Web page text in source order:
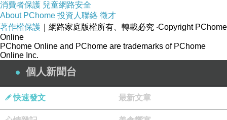
竹峰雅宿 - 東京
主要設施
供應早餐
24 小時客房餐點服務
消費者保護 兒童網路安全
About PChome 投資人聯絡 徵才
著作權保護 ｜網路家庭版權所有、轉載必究 ‧Copyright PChome
Online
PChome Online and PChome are trademarks of PChome
Online Inc.
個人新聞台
快速發文 最新文章